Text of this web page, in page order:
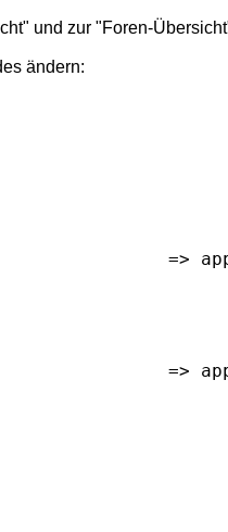
und zur "Foren-
ändern: